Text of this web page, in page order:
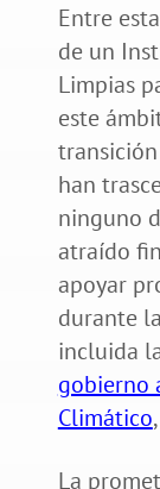
Entre
de un
Limpias
este
han
ninguno
atraído
apoyar
durante
incluida
gobierno
Climático
La